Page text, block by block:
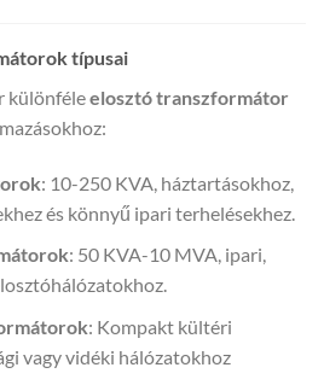
típusai
különféleelosztó transzformátor
: 10-250 KVA, háztartásokhoz,
és könnyű ipari terhelésekhez.
: 50 KVA-10 MVA, ipari,
: Kompakt kültéri
vagy vidéki hálózatokhoz